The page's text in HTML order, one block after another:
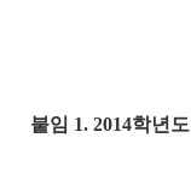
붙임 1. 2014학년도